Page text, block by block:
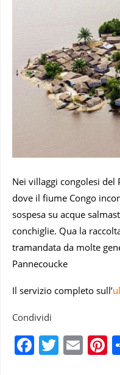
Nei villaggi congolesi
dove il fiume Congo
sospesa su acque
conchiglie. Qua la
tramandata da molte
Pannecoucke
Il servizio completo sull’
Condividi